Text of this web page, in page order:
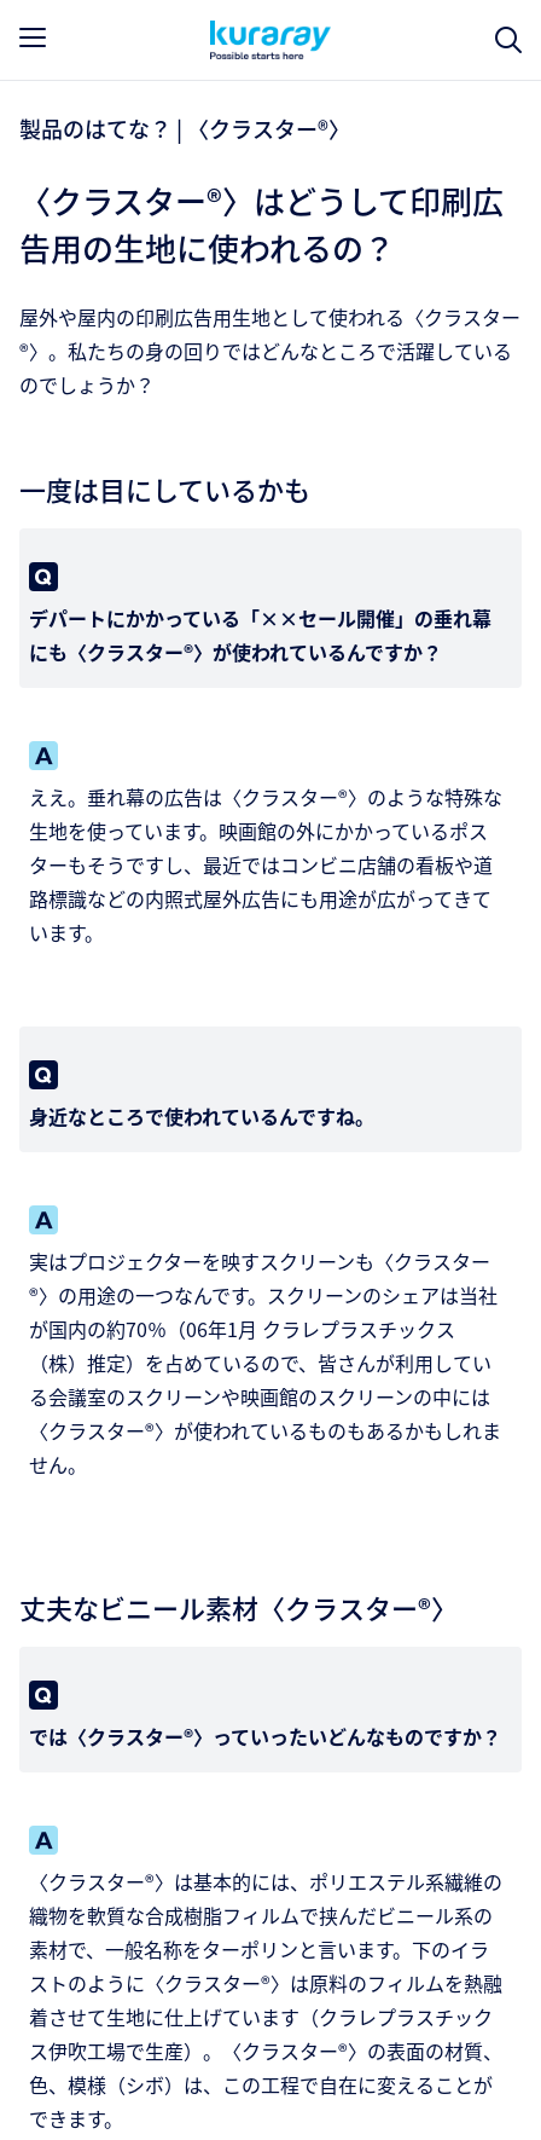
製品のはてな？ | 〈クラスター®〉
〈クラスター®〉はどうして印刷広
告用の生地に使われるの？
屋外や屋内の印刷広告用生地として使われる〈クラスター
®〉。私たちの身の回りではどんなところで活躍している
のでしょうか？
一度は目にしているかも
デパートにかかっている「××セール開催」の垂れ幕
にも〈クラスター®〉が使われているんですか？
ええ。垂れ幕の広告は〈クラスター®〉のような特殊な
生地を使っています。映画館の外にかかっているポス
ターもそうですし、最近ではコンビニ店舗の看板や道
路標識などの内照式屋外広告にも用途が広がってきて
います。
身近なところで使われているんですね。
実はプロジェクターを映すスクリーンも〈クラスター
®〉の用途の一つなんです。スクリーンのシェアは当社
が国内の約70％（06年1月 クラレプラスチックス
（株）推定）を占めているので、皆さんが利用してい
る会議室のスクリーンや映画館のスクリーンの中には
〈クラスター®〉が使われているものもあるかもしれま
せん。
丈夫なビニール素材〈クラスター®〉
では〈クラスター®〉っていったいどんなものですか？
〈クラスター®〉は基本的には、ポリエステル系繊維の
織物を軟質な合成樹脂フィルムで挟んだビニール系の
素材で、一般名称をターポリンと言います。下のイラ
ストのように〈クラスター®〉は原料のフィルムを熱融
着させて生地に仕上げています（クラレプラスチック
ス伊吹工場で生産）。〈クラスター®〉の表面の材質、
色、模様（シボ）は、この工程で自在に変えることが
できます。